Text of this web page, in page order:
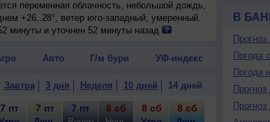
переменная облачность, небольшой дождь,
+26..28°, ветер юго-западный, умеренный.
минуты и уточнен 52 минуты назад
Авто Г/м бури УФ-индекс
Завтра 3 дня Неделя 10 дней 14 дней
7 пт 7 пт 7 пт 8 сб 8 сб 8 сб 8 сб 9 вс
В
Погода
Погода